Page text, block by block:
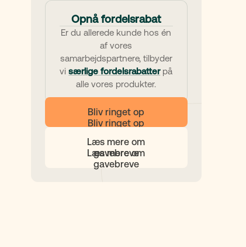
Opnå fordelsrabat
Er du allerede kunde hos én
af vores
samarbejdspartnere, tilbyder
visærlige fordelsrabatterpå
alle vores produkter.
Bliv ringet op
Læs mere om
gavebreve